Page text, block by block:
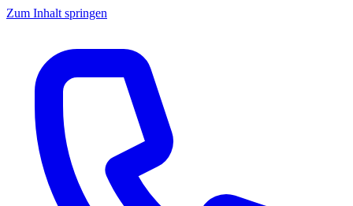
Zum Inhalt springen